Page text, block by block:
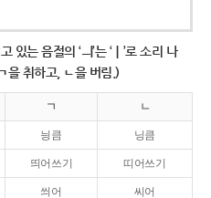
있는 음절의 ‘ㅢ’는 ‘ㅣ’로 소리 나
을 취하고, ㄴ을 버림.)
ㄱ ㄴ
닁큼 닝큼
띄어쓰기 띠어쓰기
씌어 씨어